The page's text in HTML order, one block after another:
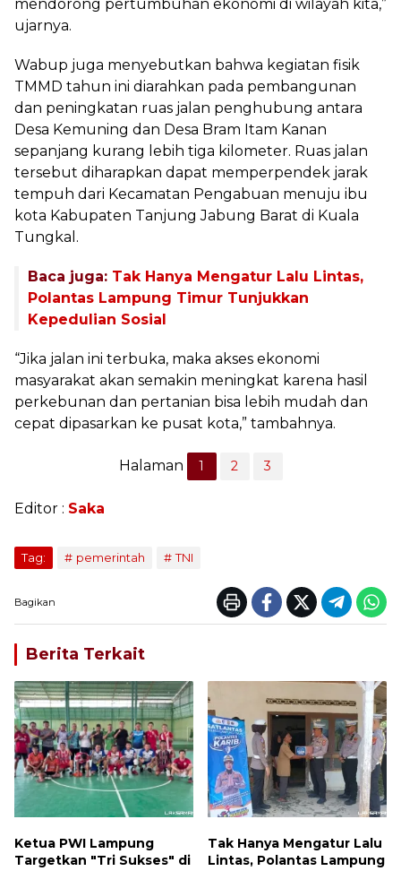
mendorong pertumbuhan ekonomi di wilayah kita,”
ujarnya.
Wabup juga menyebutkan bahwa kegiatan fisik
TMMD tahun ini diarahkan pada pembangunan
dan peningkatan ruas jalan penghubung antara
Desa Kemuning dan Desa Bram Itam Kanan
sepanjang kurang lebih tiga kilometer. Ruas jalan
tersebut diharapkan dapat memperpendek jarak
tempuh dari Kecamatan Pengabuan menuju ibu
kota Kabupaten Tanjung Jabung Barat di Kuala
Tungkal.
Baca juga: Tak Hanya Mengatur Lalu Lintas,
Polantas Lampung Timur Tunjukkan
Kepedulian Sosial
“Jika jalan ini terbuka, maka akses ekonomi
masyarakat akan semakin meningkat karena hasil
perkebunan dan pertanian bisa lebih mudah dan
cepat dipasarkan ke pusat kota,” tambahnya.
Halaman 1 2 3
Editor : Saka
Tag: pemerintah TNI
Bagikan
Berita Terkait
Ketua PWI Lampung
Targetkan "Tri Sukses" di
Tak Hanya Mengatur Lalu
Lintas, Polantas Lampung